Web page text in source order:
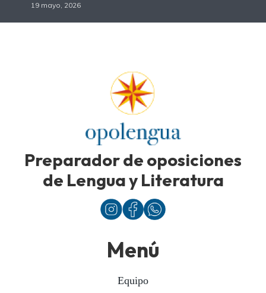
19 mayo, 2026
Preparador de oposiciones
de Lengua y Literatura
Menú
Equipo